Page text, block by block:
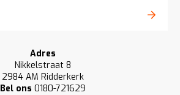
Adres
Nikkelstraat 8
2984 AM Ridderkerk
Bel ons 0180-721629